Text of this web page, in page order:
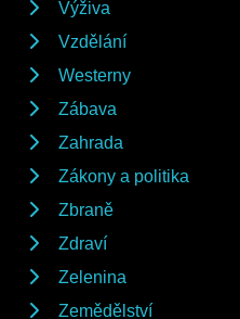
Výživa
Vzdělání
Westerny
Zábava
Zahrada
Zákony a politika
Zbraně
Zdraví
Zelenina
Zemědělství